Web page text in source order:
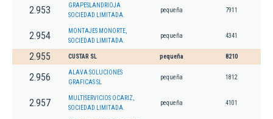
2.953
GRAPESLANDRIOJA
SOCIEDAD LIMITADA.
pequeña 7911
2.954
MONTAJES MONORTE,
SOCIEDAD LIMITADA.
pequeña 4341
2.955 CUSTAR SL pequeña 8210
2.956
ALAVA SOLUCIONES
GRAFICAS SL
pequeña 1812
2.957
MULTISERVICIOS OCARIZ,
SOCIEDAD LIMITADA.
pequeña 4101